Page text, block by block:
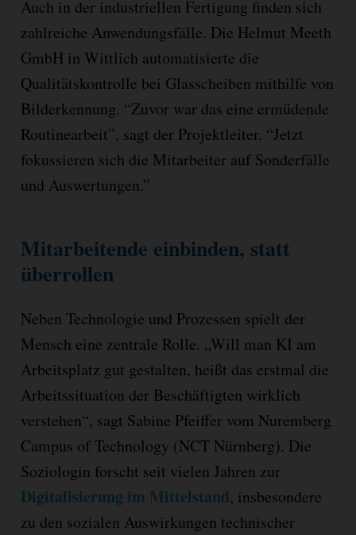
Auch in der industriellen Fertigung finden sich
zahlreiche Anwendungsfälle. Die Helmut Meeth
GmbH in Wittlich automatisierte die
Qualitätskontrolle bei Glasscheiben mithilfe von
Bilderkennung. “Zuvor war das eine ermüdende
Routinearbeit”, sagt der Projektleiter. “Jetzt
fokussieren sich die Mitarbeiter auf Sonderfälle
und Auswertungen.”
Mitarbeitende einbinden, statt
überrollen
Neben Technologie und Prozessen spielt der
Mensch eine zentrale Rolle. „Will man KI am
Arbeitsplatz gut gestalten, heißt das erstmal die
Arbeitssituation der Beschäftigten wirklich
verstehen“, sagt Sabine Pfeiffer vom Nuremberg
Campus of Technology (NCT Nürnberg). Die
Soziologin forscht seit vielen Jahren zur
Digitalisierung im Mittelstand, insbesondere
zu den sozialen Auswirkungen technischer